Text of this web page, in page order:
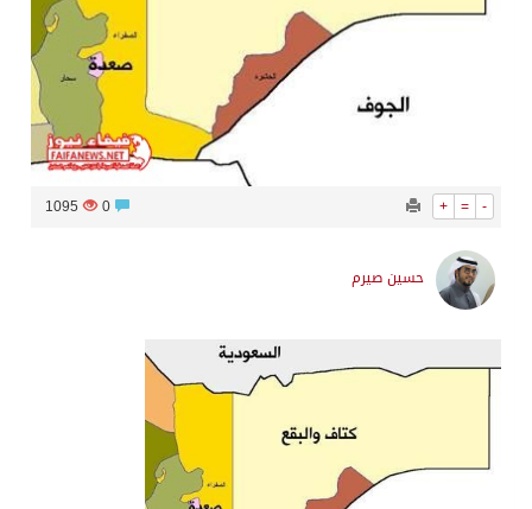
الرياض وأنقرة وإسلام آباد تطلق «اتفاقية مكة» للدفاع
حالة الطقس المتوقعة اليوم في المملكة
+ = -
1095
حسين صيرم